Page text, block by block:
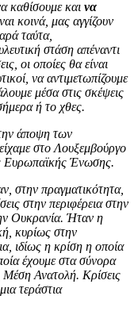
καθίσουμε και να
κοινά, μας αγγίζουν
ταύτα,
στάση απέναντι
οι οποίες θα είναι
να αντιμετωπίζουμε
μέσα στις σκέψεις
ή το χθες.
την άποψη των
στο Λουξεμβούργο
Ευρωπαϊκής Ένωσης.
στην πραγματικότητα,
στην περιφέρεια στην
Ουκρανία. Ήταν η
κυρίως στην
ιδίως η κρίση η οποία
έχουμε στα σύνορα
Μέση Ανατολή. Κρίσεις
τεράστια